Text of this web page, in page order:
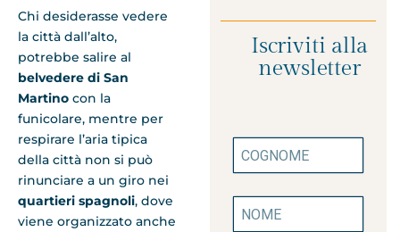
Chi desiderasse vedere
la città dall’alto,
potrebbe salire al
belvedere di San
Martino con la
funicolare, mentre per
respirare l’aria tipica
della città non si può
rinunciare a un giro nei
quartieri spagnoli, dove
viene organizzato anche
Iscriviti alla
newsletter